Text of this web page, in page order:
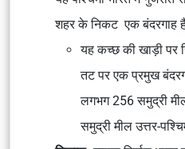
शहर के निकट एक बंदरगाह
यह कच्छ की खाड़ी पर
तट पर एक प्रमुख
लगभग 256 समुद्री
समुद्री मील उत्तर-